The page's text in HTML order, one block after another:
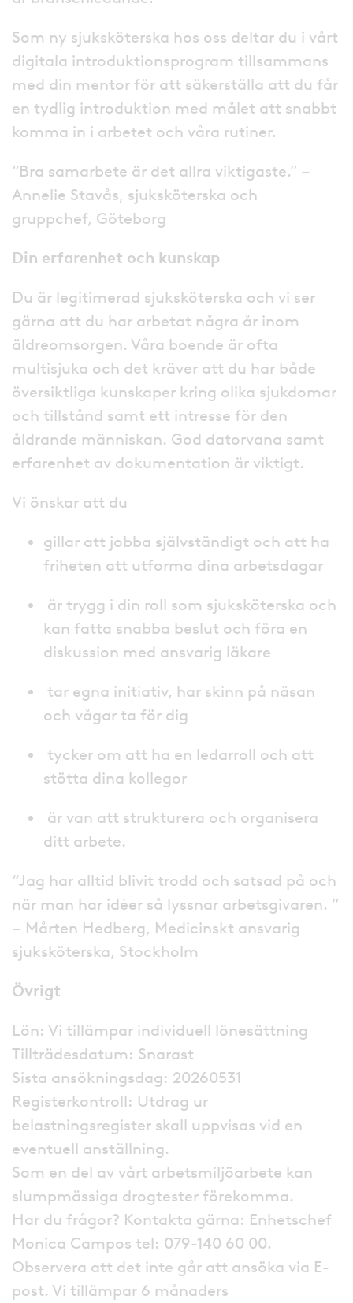
Som ny sjuksköterska hos oss deltar du i vårt
digitala introduktionsprogram tillsammans
med din mentor för att säkerställa att du får
en tydlig introduktion med målet att snabbt
komma in i arbetet och våra rutiner.
“Bra samarbete är det allra viktigaste.” –
Annelie Stavås, sjuksköterska och
gruppchef, Göteborg
Din erfarenhet och kunskap
Du är legitimerad sjuksköterska och vi ser
gärna att du har arbetat några år inom
äldreomsorgen. Våra boende är ofta
multisjuka och det kräver att du har både
översiktliga kunskaper kring olika sjukdomar
och tillstånd samt ett intresse för den
åldrande människan. God datorvana samt
erfarenhet av dokumentation är viktigt.
Vi önskar att du
gillar att jobba självständigt och att ha
friheten att utforma dina arbetsdagar
är trygg i din roll som sjuksköterska och
kan fatta snabba beslut och föra en
diskussion med ansvarig läkare
tar egna initiativ, har skinn på näsan
och vågar ta för dig
tycker om att ha en ledarroll och att
stötta dina kollegor
är van att strukturera och organisera
ditt arbete.
“Jag har alltid blivit trodd och satsad på och
när man har idéer så lyssnar arbetsgivaren. ”
– Mårten Hedberg, Medicinskt ansvarig
sjuksköterska, Stockholm
Övrigt
Lön: Vi tillämpar individuell lönesättning
Tillträdesdatum: Snarast
Sista ansökningsdag: 20260531
Registerkontroll: Utdrag ur
belastningsregister skall uppvisas vid en
eventuell anställning.
Som en del av vårt arbetsmiljöarbete kan
slumpmässiga drogtester förekomma.
Har du frågor? Kontakta gärna: Enhetschef
Monica Campos tel: 079-140 60 00.
Observera att det inte går att ansöka via E-
post. Vi tillämpar 6 månaders